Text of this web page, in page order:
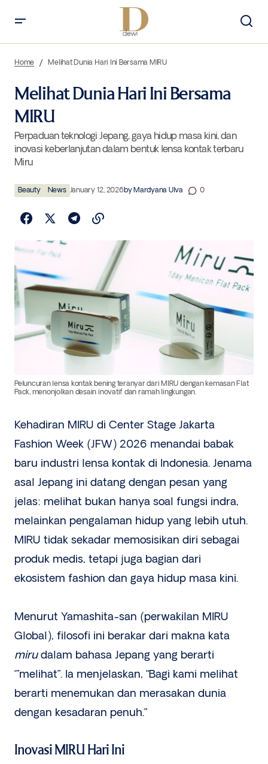
Home Melihat Dunia Hari Ini Bersama MIRU
Melihat Dunia Hari Ini Bersama
MIRU
Perpaduan teknologi Jepang, gaya hidup masa kini, dan
inovasi keberlanjutan dalam bentuk lensa kontak terbaru
Miru
Beauty News January 12, 2026byMardyana Ulva 0
Peluncuran lensa kontak bening teranyar dari MIRU dengan kemasan Flat
Pack, menonjolkan desain inovatif dan ramah lingkungan.
Kehadiran MIRU di Center Stage Jakarta
Fashion Week (JFW) 2026 menandai babak
baru industri lensa kontak di Indonesia. Jenama
asal Jepang ini datang dengan pesan yang
jelas: melihat bukan hanya soal fungsi indra,
melainkan pengalaman hidup yang lebih utuh.
MIRU tidak sekadar memosisikan diri sebagai
produk medis, tetapi juga bagian dari
ekosistem fashion dan gaya hidup masa kini.
Menurut Yamashita-san (perwakilan MIRU
Global), filosofi ini berakar dari makna kata
mirudalam bahasa Jepang yang berarti
‘”melihat”. Ia menjelaskan, “Bagi kami melihat
berarti menemukan dan merasakan dunia
dengan kesadaran penuh.”
Inovasi MIRU Hari Ini